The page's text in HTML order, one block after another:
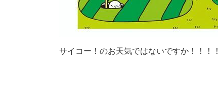
サイコー！のお天気ではないですか！！！！